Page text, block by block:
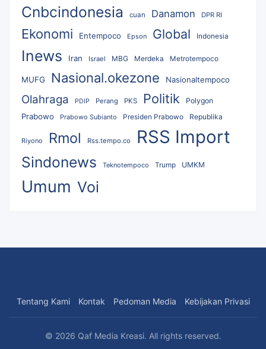
Cnbcindonesia cuan Danamon DPR RI
Ekonomi Entempoco Epson Global Indonesia
Inews Iran Israel MBG Merdeka Metrotempoco
MUFG Nasional.okezone Nasionaltempoco
Olahraga PDIP Perang PKS Politik Polygon
Prabowo Prabowo Subianto Presiden Prabowo Republika
Riyono Rmol Rss.tempo.co RSS Import
Sindonews Teknotempoco Trump UMKM
Umum Voi
Tentang Kami Kontak Pedoman Media Kebijakan Privasi
© 2026 Qaf Media Kreasi. All rights reserved.